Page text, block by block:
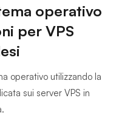
operativo
per VPS
operativo utilizzando la
sui server VPS in